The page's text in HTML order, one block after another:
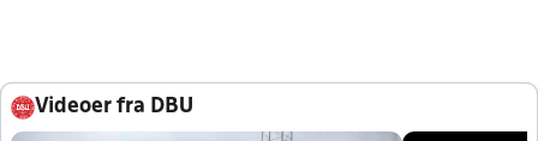
Videoer fra DBU